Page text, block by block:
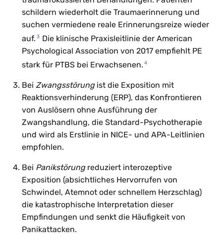
schildern wiederholt die Traumaerinnerung und
suchen vermiedene reale Erinnerungsreize wieder
auf. 3 Die klinische Praxisleitlinie der American
Psychological Association von 2017 empfiehlt PE
stark für PTBS bei Erwachsenen. 4
Bei Zwangsstörungist die Exposition mit
Reaktionsverhinderung (ERP), das Konfrontieren
von Auslösern ohne Ausführung der
Zwangshandlung, die Standard-Psychotherapie
und wird als Erstlinie in NICE- und APA-Leitlinien
empfohlen.
Bei Panikstörungreduziert interozeptive
Exposition (absichtliches Hervorrufen von
Schwindel, Atemnot oder schnellem Herzschlag)
die katastrophische Interpretation dieser
Empfindungen und senkt die Häufigkeit von
Panikattacken.